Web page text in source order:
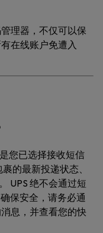
理器，不仅可以保
在线账户免遭入
您已选择接收短信
的最新投递状态、
UPS 绝不会通过短
保安全，请务必通
息，并查看您的快